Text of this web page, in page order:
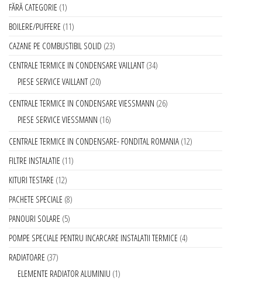
FĂRĂ CATEGORIE 1
BOILERE/PUFFERE 11
CAZANE PE COMBUSTIBIL SOLID 23
CENTRALE TERMICE IN CONDENSARE VAILLANT 34
PIESE SERVICE VAILLANT 20
CENTRALE TERMICE IN CONDENSARE VIESSMANN 26
PIESE SERVICE VIESSMANN 16
CENTRALE TERMICE IN CONDENSARE- FONDITAL ROMANIA 12
FILTRE INSTALATIE 11
KITURI TESTARE 12
PACHETE SPECIALE 8
PANOURI SOLARE 5
POMPE SPECIALE PENTRU INCARCARE INSTALATII TERMICE 4
RADIATOARE 37
ELEMENTE RADIATOR ALUMINIU 1